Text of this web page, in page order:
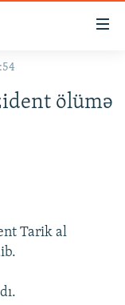
ölümə
Tarik al